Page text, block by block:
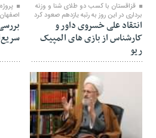
قزاقستان با کسب دو طلای شنا و وزنه
برداری در این روز به رتبه یازدهم صعود کرد
انتقاد علی خسروی داور و
کارشناس از بازی های المپیک
ریو
اصفهان